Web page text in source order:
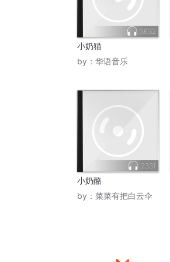
3632
小奶猫
by： 华语音乐
2331
小奶酪
by： 菜菜有把白云伞